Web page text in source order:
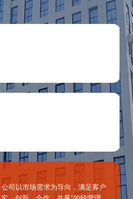
司以市场需求为导向，满足客户